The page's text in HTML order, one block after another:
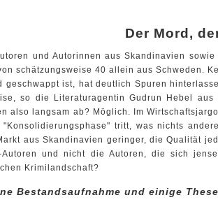
Der Mord,
und Autorinnen aus Skandinavien
schätzungsweise 40 allein aus Schweden.
geschwappt ist, hat deutlich Spuren
so die Literaturagentin Gudrun Hebel
also langsam ab? Möglich. Im
tritt, was nichts
aus Skandinavien geringer, die Qualität
Autoren und nicht die Autoren, die sich
Krimilandschaft?
Bestandsaufnahme und einige